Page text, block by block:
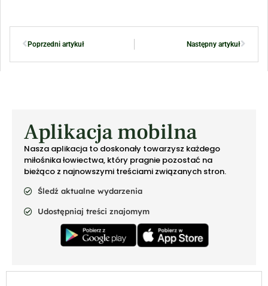
Poprzedni artykuł Następny artykuł
Aplikacja mobilna
Nasza aplikacja to doskonały towarzysz każdego
miłośnika łowiectwa, który pragnie pozostać na
bieżąco z najnowszymi treściami związanych stron.
Śledź aktualne wydarzenia
Udostępniaj treści znajomym